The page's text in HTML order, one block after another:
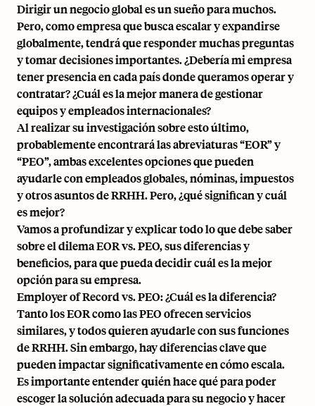
Dirigir un negocio global es un sueño para muchos.
Pero, como empresa que busca escalar y expandirse
globalmente, tendrá que responder muchas preguntas
y tomar decisiones importantes. ¿Debería mi empresa
tener presencia en cada país donde queramos operar y
contratar? ¿Cuál es la mejor manera de gestionar
equipos y empleados internacionales?
Al realizar su investigación sobre esto último,
probablemente encontrará las abreviaturas “EOR” y
“PEO”, ambas excelentes opciones que pueden
ayudarle con empleados globales, nóminas, impuestos
y otros asuntos de RRHH. Pero, ¿qué significan y cuál
es mejor?
Vamos a profundizar y explicar todo lo que debe saber
sobre el dilema EOR vs. PEO, sus diferencias y
beneficios, para que pueda decidir cuál es la mejor
opción para su empresa.
Employer of Record vs. PEO: ¿Cuál es la diferencia?
Tanto los EOR como las PEO ofrecen servicios
similares, y todos quieren ayudarle con sus funciones
de RRHH. Sin embargo, hay diferencias clave que
pueden impactar significativamente en cómo escala.
Es importante entender quién hace qué para poder
escoger la solución adecuada para su negocio y hacer